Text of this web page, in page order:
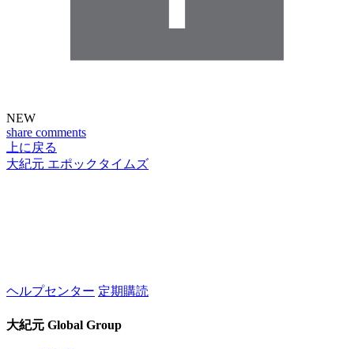
NEW
share comments
上に戻る
大紀元 エポックタイムズ
ヘルプセンター 定期購読
大紀元 Global Group